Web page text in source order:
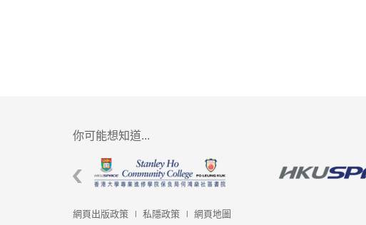
你可能想知道...
網頁出版政策 私隱政策 網頁地圖